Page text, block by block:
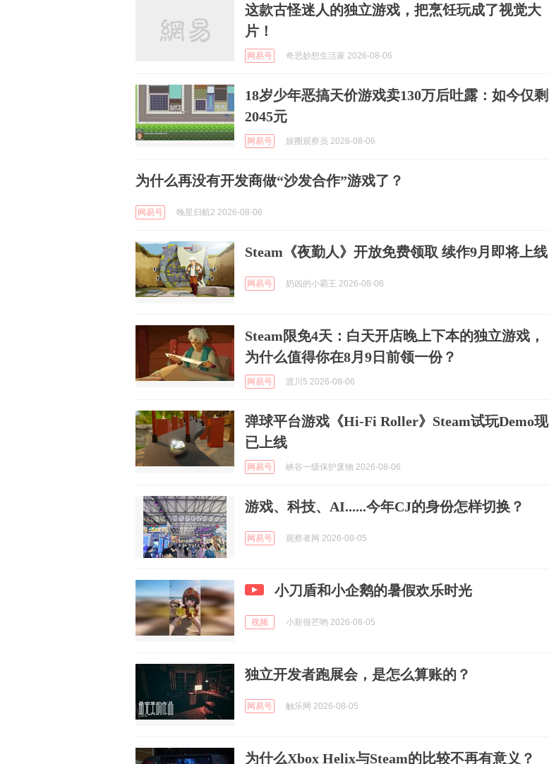
这款古怪迷人的独立游戏，把烹饪玩成了视觉大
片！
网易号 奇思妙想生活家 2026-08-06
18岁少年恶搞天价游戏卖130万后吐露：如今仅剩
2045元
网易号 娱圈观察员 2026-08-06
为什么再没有开发商做“沙发合作”游戏了？
网易号 晚星归航2 2026-08-06
Steam《夜勤人》开放免费领取 续作9月即将上线
网易号 奶凶的小霸王 2026-08-06
Steam限免4天：白天开店晚上下本的独立游戏，
为什么值得你在8月9日前领一份？
网易号 渡川5 2026-08-06
弹球平台游戏《Hi-Fi Roller》Steam试玩Demo现
已上线
网易号 峡谷一级保护废物 2026-08-06
游戏、科技、AI......今年CJ的身份怎样切换？
网易号 观察者网 2026-08-05
小刀盾和小企鹅的暑假欢乐时光
视频 小新很芒哟 2026-08-05
独立开发者跑展会，是怎么算账的？
网易号 触乐网 2026-08-05
为什么Xbox Helix与Steam的比较不再有意义？